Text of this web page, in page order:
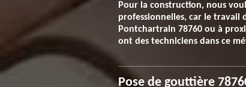
Pour la construction, nous
professionnelles, car le travail
Pontchartrain 78760 ou à
ont des techniciens dans ce
Pose de gouttière